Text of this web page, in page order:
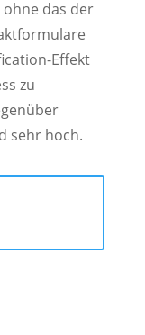
das der
Effekt
zu
sehr hoch.